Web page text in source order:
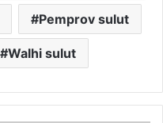
Pemprov sulut
Walhi sulut